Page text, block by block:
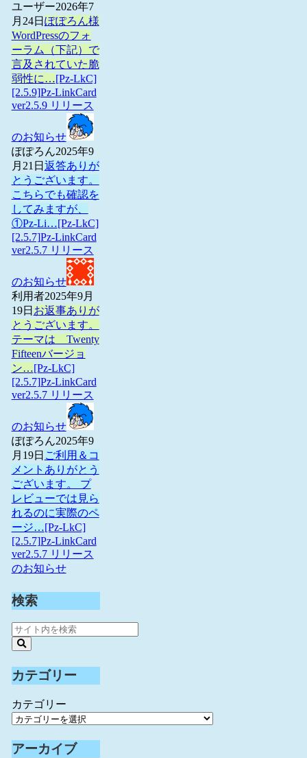
ユーザー2026年7
月24日 ぽぽろん様
WordPressのフォ
ーラム（下記）で
言及されていた脆
弱性に…[Pz-LkC]
[2.5.9]Pz-LinkCard
ver2.5.9 リリース
のお知らせ
ぽぽろん2025年9
月21日 返答ありが
とうございます。
こちらでも確認を
してみますが、
①Pz-Li…[Pz-LkC]
[2.5.7]Pz-LinkCard
ver2.5.7 リリース
のお知らせ
利用者2025年9月
19日 お返事ありが
とうございます。
テーマは Twenty
Fifteenバージョ
ン…[Pz-LkC]
[2.5.7]Pz-LinkCard
ver2.5.7 リリース
のお知らせ
ぽぽろん2025年9
月19日 ご利用＆コ
メントありがとう
ございます。 プ
レビューでは見ら
れるのに実際のペ
ージ…[Pz-LkC]
[2.5.7]Pz-LinkCard
ver2.5.7 リリース
のお知らせ
検索
カテゴリー
カテゴリー
アーカイブ